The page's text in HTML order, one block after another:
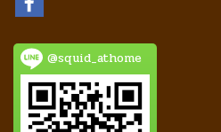
@squid_athome